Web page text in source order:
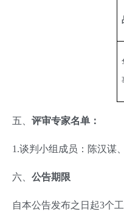
五、 评审专家名单：
1.谈判小组成员：陈汉谋
六、 公告期限
自本公告发布之日起3个工